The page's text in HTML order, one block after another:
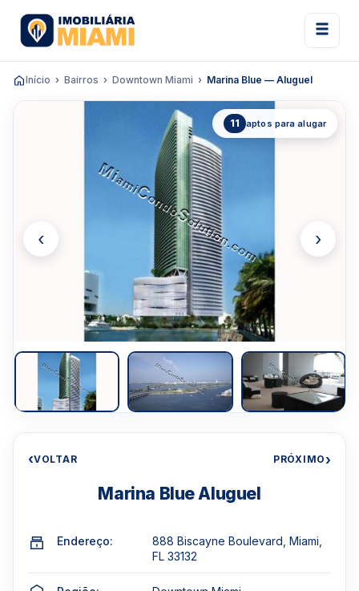
Início Bairros Downtown Miami Marina Blue — Aluguel
11 aptos para alugar
‹ ›
‹VOLTAR PRÓXIMO›
Marina Blue Aluguel
Endereço:
888 Biscayne Boulevard, Miami,
FL 33132